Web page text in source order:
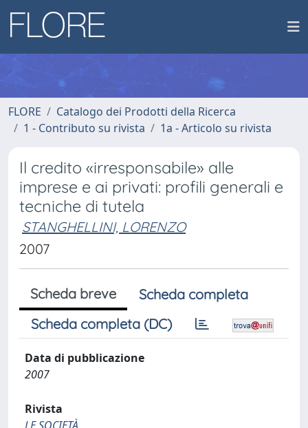
FLORE
Catalogo dei Prodotti della Ricerca
1 - Contributo su rivista
1a - Articolo su rivista
Il credito «irresponsabile» alle
imprese e ai privati: profili generali e
tecniche di tutela
STANGHELLINI, LORENZO
2007
Scheda breve
Scheda completa
Scheda completa (DC)
Data di pubblicazione
2007
Rivista